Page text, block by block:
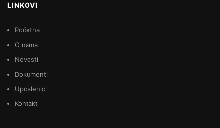
LINKOVI
Početna
O nama
Novosti
Dokumenti
Uposlenici
Kontakt